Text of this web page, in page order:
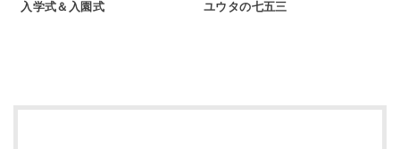
入学式＆入園式
ユウタの七五三